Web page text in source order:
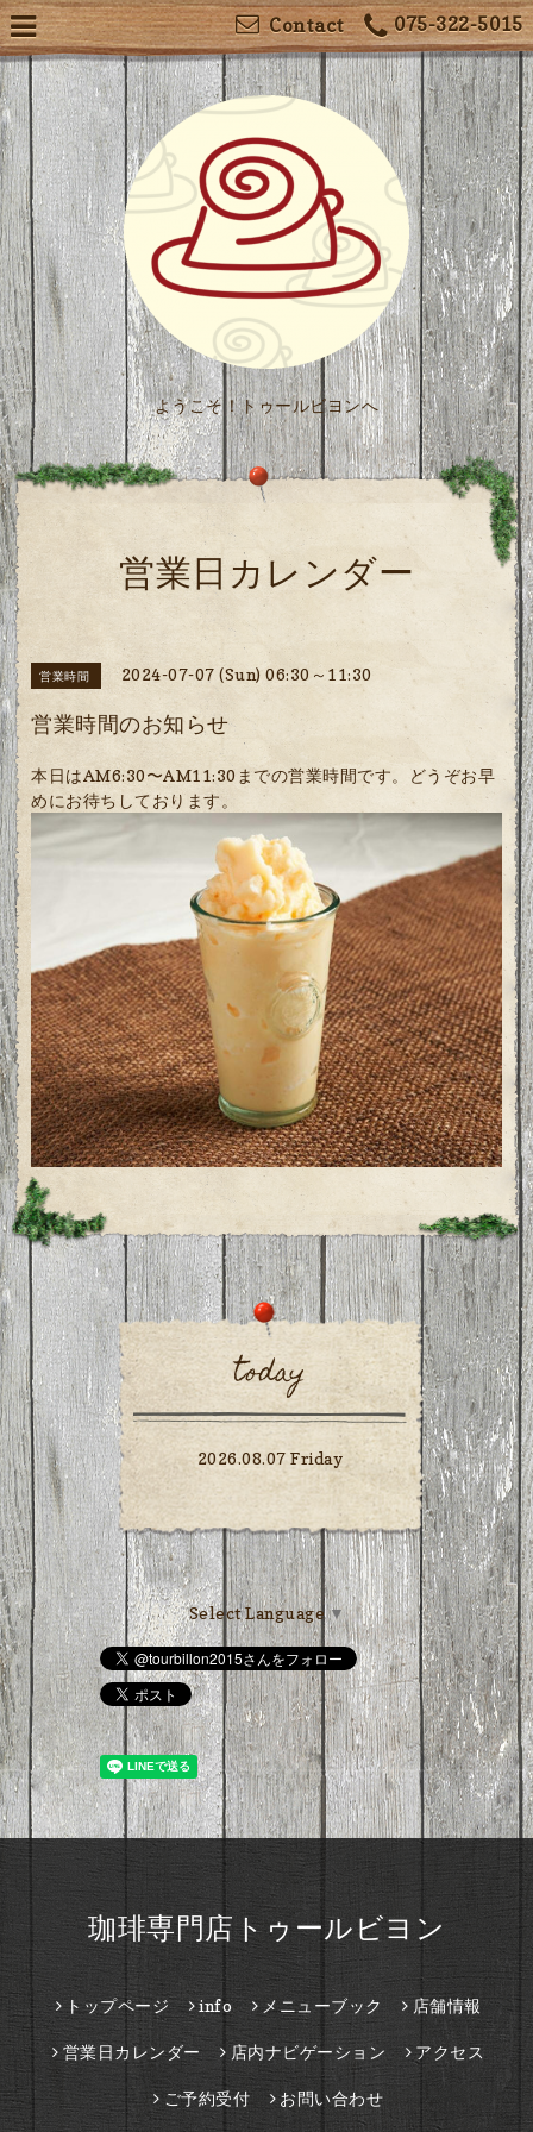
075-322-5015
Contact
ようこそ！トゥールビヨンへ
営業日カレンダー
営業時間 2024-07-07 (Sun) 06:30～11:30
営業時間のお知らせ
本日はAM6:30〜AM11:30までの営業時間です。どうぞお早
めにお待ちしております。
today
2026.08.07 Friday
Select Language▼
珈琲専門店トゥールビヨン
トップページ info メニューブック 店舗情報
営業日カレンダー 店内ナビゲーション アクセス
ご予約受付 お問い合わせ